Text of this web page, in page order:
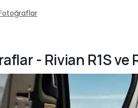
- Rivian R1S ve